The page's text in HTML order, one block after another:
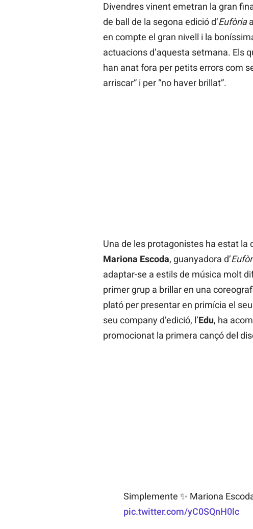
Divendres vinent emetran la gran
de ball de la segona edició d’Eufòriaa
en compte el gran nivell i la
actuacions d’aquesta setmana. Els
han anat fora per petits errors com
arriscar” i per “no haver brillat”.
Una de les protagonistes ha estat la
Mariona Escoda, guanyadora d’
adaptar-se a estils de música molt
primer grup a brillar en una
plató per presentar en primícia el
seu company d’edició, l’Edu, ha
promocionat la primera cançó del
Simplemente ✨ Mariona
pic.twitter.com/yC0SQnH0lc